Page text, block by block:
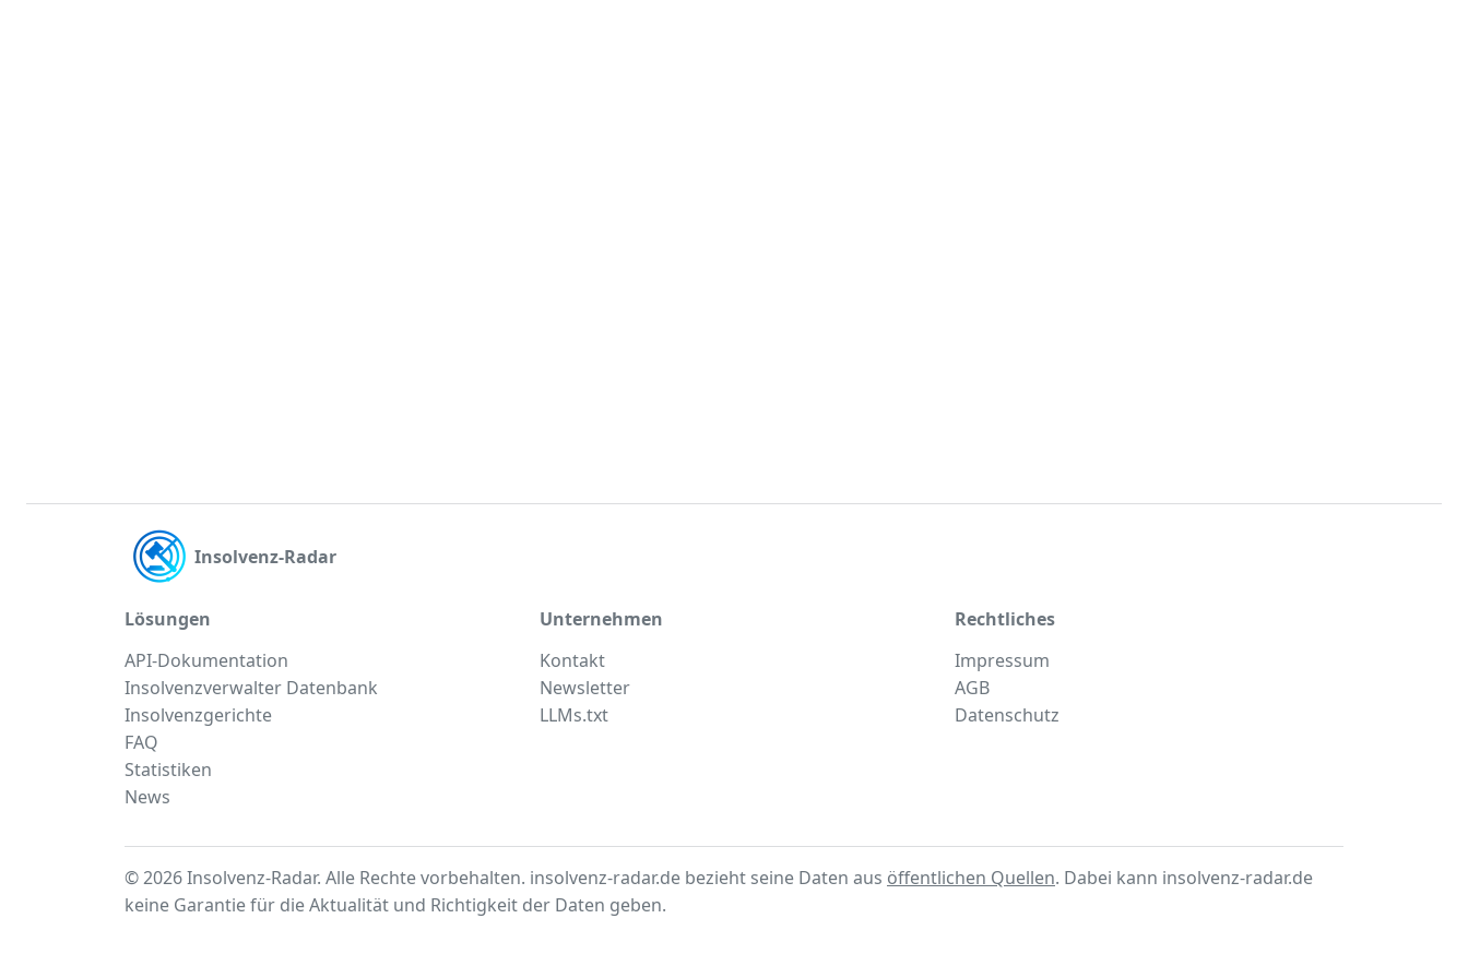
Insolvenz-Radar
Lösungen
API-Dokumentation
Insolvenzverwalter Datenbank
Insolvenzgerichte
FAQ
Statistiken
News
Unternehmen
Kontakt
Newsletter
LLMs.txt
Rechtliches
Impressum
AGB
Datenschutz
© 2026 Insolvenz-Radar. Alle Rechte vorbehalten. insolvenz-radar.de bezieht seine Daten aus öffentlichen Quellen. Dabei kann insolvenz-radar.de
keine Garantie für die Aktualität und Richtigkeit der Daten geben.